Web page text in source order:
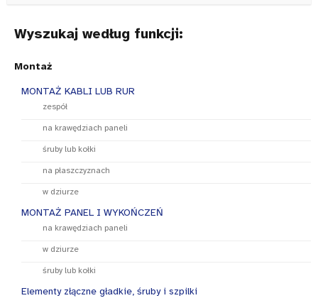
Wyszukaj według funkcji:
Montaż
MONTAŻ KABLI LUB RUR
zespół
na krawędziach paneli
śruby lub kołki
na płaszczyznach
w dziurze
MONTAŻ PANEL I WYKOŃCZEŃ
na krawędziach paneli
w dziurze
śruby lub kołki
Elementy złączne gładkie, śruby i szpilki